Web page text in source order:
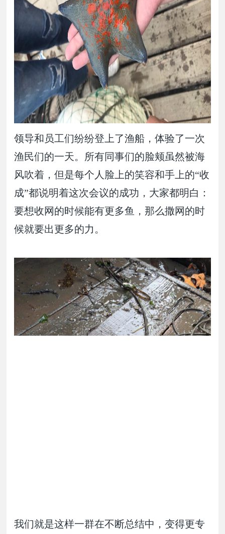
领导和员工们纷纷登上了渔船，体验了一次
渔民们的一天。所有同事们的脸颊虽然被海
风吹着，但是每个人脸上的笑容和手上的“收
成”都说明着这次会议的成功，大家都明白：
要想收网的时候能有更多鱼，那么撒网的时
候就要出更多的力。
我们就是这样一群在不断总结中，变得更专